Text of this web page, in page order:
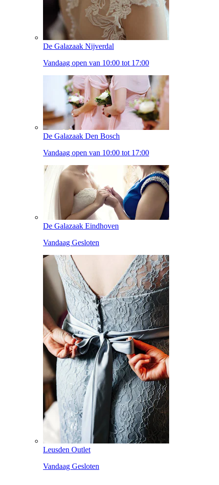
De Galazaak Nijverdal
Vandaag open van 10:00 tot 17:00
De Galazaak Den Bosch
Vandaag open van 10:00 tot 17:00
De Galazaak Eindhoven
Vandaag Gesloten
Leusden Outlet
Vandaag Gesloten